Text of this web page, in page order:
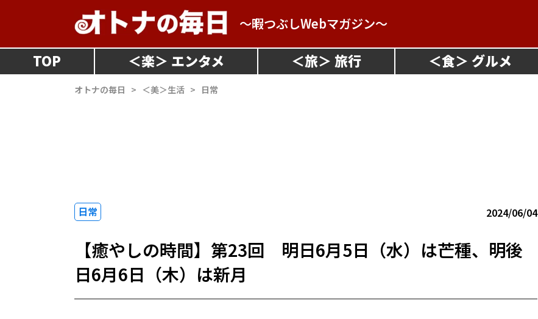
～暇つぶしWebマガジン～
TOP ＜楽＞ ＜旅＞ ＜食＞
オトナの毎日 > ＜美＞生活 > 日常
日常 2024/06/04
【癒やしの時間】第23回 明日6月5日（水）は芒種、明後
日6月6日（木）は新月